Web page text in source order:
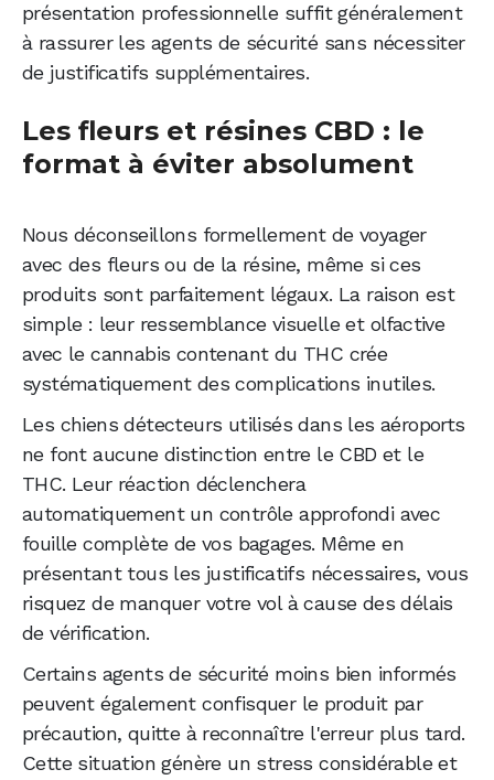
présentation professionnelle suffit généralement
à rassurer les agents de sécurité sans nécessiter
de justificatifs supplémentaires.
Les fleurs et résines CBD : le
format à éviter absolument
Nous déconseillons formellement de voyager
avec des fleurs ou de la résine, même si ces
produits sont parfaitement légaux. La raison est
simple : leur ressemblance visuelle et olfactive
avec le cannabis contenant du THC crée
systématiquement des complications inutiles.
Les chiens détecteurs utilisés dans les aéroports
ne font aucune distinction entre le CBD et le
THC. Leur réaction déclenchera
automatiquement un contrôle approfondi avec
fouille complète de vos bagages. Même en
présentant tous les justificatifs nécessaires, vous
risquez de manquer votre vol à cause des délais
de vérification.
Certains agents de sécurité moins bien informés
peuvent également confisquer le produit par
précaution, quitte à reconnaître l'erreur plus tard.
Cette situation génère un stress considérable et